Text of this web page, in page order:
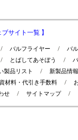
サイト一覧 】
バルフライヤー
バ
とばしてあそぼう
製品リスト
新製品情報
材料・代引き手数料
せ サイトマップ